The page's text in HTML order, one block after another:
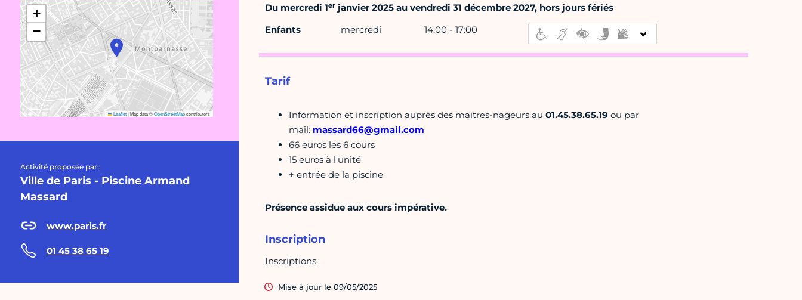
+
−
Leaflet|Map data ©OpenStreetMapcontributors
Activité proposée par :
Ville de Paris - Piscine Armand
Massard
www.paris.fr
01 45 38 65 19
Du mercredi 1erjanvier 2025 au vendredi 31 décembre 2027, hors jours fériés
Enfants
mercredi 14:00 - 17:00
Tarif
Information et inscription auprès des maitres-nageurs au 01.45.38.65.19 ou par
mail: massard66@gmail.com
66 euros les 6 cours
15 euros à l'unité
+ entrée de la piscine
Présence assidue aux cours impérative.
Inscription
Inscriptions
Mise à jour le 09/05/2025